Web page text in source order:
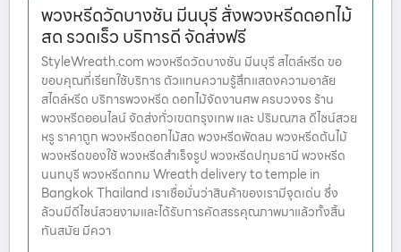
พวงหรีดวัดบางชัน มีนบุรี สั่งพวงหรีดดอกไม้
สด รวดเร็ว บริการดี จัดส่งฟรี
StyleWreath.com พวงหรีดวัดบางชัน มีนบุรี สไตล์หรีด ขอ
ขอบคุณที่เรียกใช้บริการ ตัวแทนความรู้สึกแสดงความอาลัย
สไตล์หรีด บริการพวงหรีด ดอกไม้จัดงานศพ ครบวงจร ร้าน
พวงหรีดออนไลน์ จัดส่งทั่วเขตกรุงเทพ และ ปริมณฑล ดีไซน์สวย
หรู ราคาถูก พวงหรีดดอกไม้สด พวงหรีดพัดลม พวงหรีดต้นไม้
พวงหรีดของใช้ พวงหรีดสำเร็จรูป พวงหรีดปทุมธานี พวงหรีด
นนทบุรี พวงหรีดกทม Wreath delivery to temple in
Bangkok Thailand เราเชื่อมั่นว่าสินค้าของเรามีจุดเด่น ซึ่ง
ล้วนมีดีไซน์สวยงามและได้รับการคัดสรรคุณภาพมาแล้วทั้งสิ้น
ทันสมัย มีควา